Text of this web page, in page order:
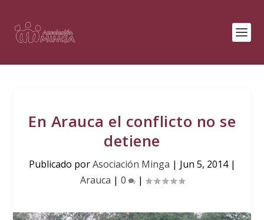
En Arauca el conflicto no se
detiene
Publicado porAsociación Minga | Jun 5, 2014|
Arauca | 0 |